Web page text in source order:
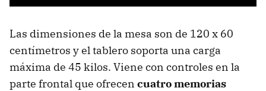
Las dimensiones de la mesa son de 120 x 60
centímetros y el tablero soporta una carga
máxima de 45 kilos. Viene con controles en la
parte frontal que ofrecen cuatro memorias